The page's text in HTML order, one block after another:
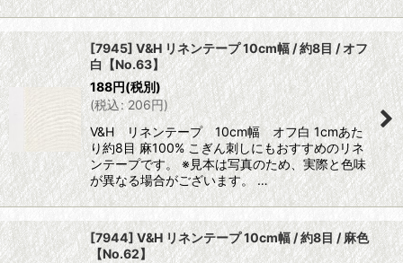
[7945] V&H リネンテープ 10cm幅 / 約8目 / オフ
白【No.63】
188円(税別)
(税込: 206円)
V&H リネンテープ 10cm幅 オフ白 1cmあた
り約8目 麻100% こぎん刺しにもおすすめのリネ
ンテープです。 ※見本は写真のため、実際と色味
が異なる場合がございます。 …
[7944] V&H リネンテープ 10cm幅 / 約8目 / 麻色
【No.62】